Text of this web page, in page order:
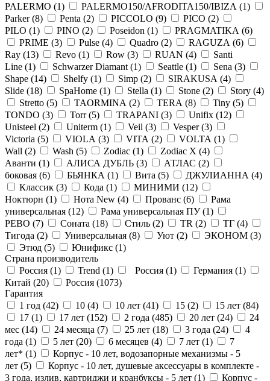
PALERMO (1) PALERMO150/AFRODITA150/IBIZA (1)
Parker (8) Penta (2) PICCOLO (9) PICO (2)
PILO (1) PINO (2) Poseidon (1) PRAGMATIKA (6)
PRIME (3) Pulse (4) Quadro (2) RAGUZA (6)
Ray (13) Revo (1) Row (3) RUAN (4)
Santi
Line (1) Schwarzer Diamant (1) Seattle (1) Sena (3)
Shape (14) Shelfy (1) Simp (2) SIRAKUSA (4)
Slide (18) SpaHome (1) Stella (1) Stone (2) Story (4)
Stretto (5) TAORMINA (2) TERA (8) Tiny (5)
TONDO (3) Torr (5) TRAPANI (3) Unifix (12)
Unisteel (2) Uniterm (1) Veil (3) Vesper (3)
Victoria (5) VIOLA (3) VITA (2) VOLTA (1)
Wall (2) Wash (5) Zodiac (1) Zodiac X (4)
Аванти (1) АЛИСА ДУБЛЬ (3) АТЛАС (2)
боковая (6) БЬЯНКА (1) Вита (5) ДЖУЛИАННА (4)
Классик (3) Кода (1) МИНИМИ (12)
Ноктюрн (1) Нота New (4) Прованс (6)
Рама
универсальная (12) Рама универсальная ПУ (1)
РЕВО (7) Соната (18) Стиль (2) ТR (2) ТГ (4)
Тигода (2) Универсальная (8) Уют (2) ЭКОНОМ (3)
Этюд (5) Юнификс (1)
Страна производитель
Россия (1) Trend (1) Россия (1) Германия (1)
Китай (20) Россия (1073)
Гарантия
1 год (42) 10 (4) 10 лет (41) 15 (2) 15 лет (84)
17 (1) 17 лет (152) 2 года (485) 20 лет (24)
24
мес (14) 24 месяца (7) 25 лет (18) 3 года (24)
4
года (1) 5 лет (20) 6 месяцев (4) 7 лет (1)
7
лет* (1)
Корпус - 10 лет, водозапорные механизмы - 5
лет (5)
Корпус - 10 лет, душевые аксессуары в комплекте -
3 года, излив, картриджи и кранбуксы - 5 лет (1) Корпус -